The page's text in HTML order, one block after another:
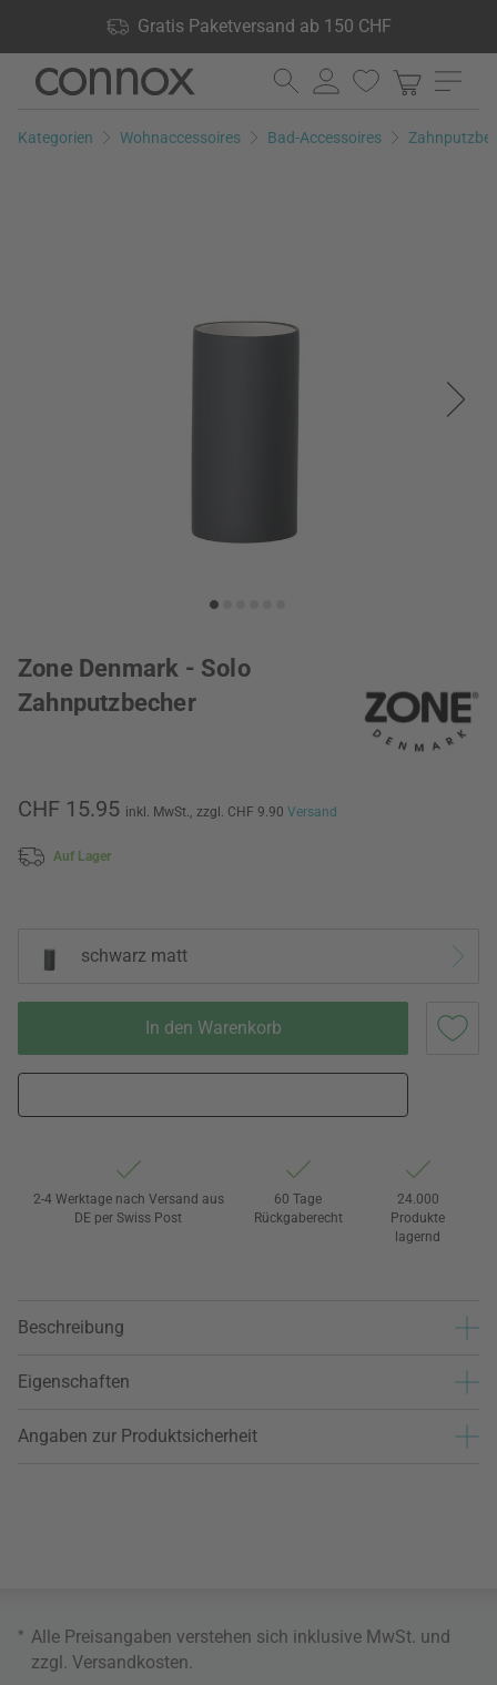
Gratis Paketversand ab 150 CHF
Produkte lagernd, 60 Tage Rückgaberecht
Direkt
Seiteninhalt
Direkt
Suchfeld
Kategorien Wohnaccessoires Bad-Accessoires
Zone Denmark - Solo
Zahnputzbecher
CHF 15.95 inkl. MwSt., zzgl. CHF 9.90 Versand
Auf Lager
schwarz matt
In den Warenkorb
2-4 Werktage nach Versand aus
DE per Swiss Post
60 Tage
Rückgaberecht
24.000
Produkte
lagernd
Beschreibung
Eigenschaften
Angaben zur Produktsicherheit
* Alle Preisangaben verstehen sich inklusive MwSt. und
zzgl. Versandkosten